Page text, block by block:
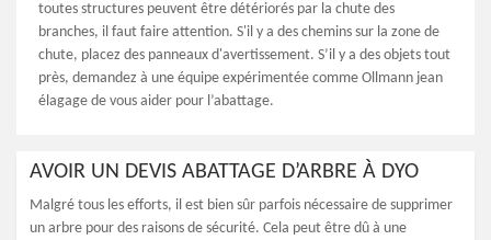
toutes structures peuvent être détériorés par la chute des
branches, il faut faire attention. S'il y a des chemins sur la zone de
chute, placez des panneaux d'avertissement. S’il y a des objets tout
près, demandez à une équipe expérimentée comme Ollmann jean
élagage de vous aider pour l’abattage.
AVOIR UN DEVIS ABATTAGE D’ARBRE À DYO
Malgré tous les efforts, il est bien sûr parfois nécessaire de supprimer
un arbre pour des raisons de sécurité. Cela peut être dû à une